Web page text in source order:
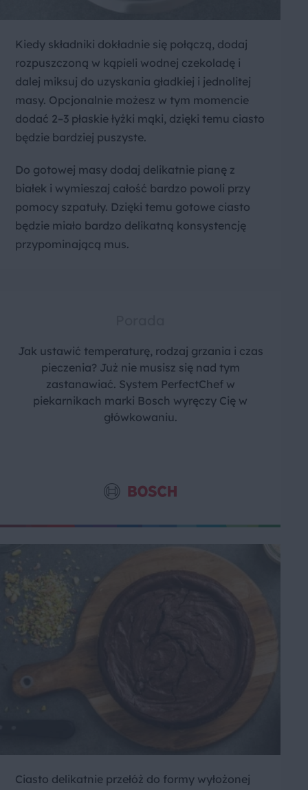
Kiedy składniki dokładnie się połączą, dodaj
rozpuszczoną w kąpieli wodnej czekoladę i
dalej miksuj do uzyskania gładkiej i jednolitej
masy. Opcjonalnie możesz w tym momencie
dodać 2–3 płaskie łyżki mąki, dzięki temu ciasto
będzie bardziej puszyste.
Do gotowej masy dodaj delikatnie pianę z
białek i wymieszaj całość bardzo powoli przy
pomocy szpatuły. Dzięki temu gotowe ciasto
będzie miało bardzo delikatną konsystencję
przypominającą mus.
Jak ustawić temperaturę, rodzaj grzania i czas
pieczenia? Już nie musisz się nad tym
zastanawiać. System PerfectChef w
piekarnikach marki Bosch wyręczy Cię w
główkowaniu.
Ciasto delikatnie przełóż do formy wyłożonej